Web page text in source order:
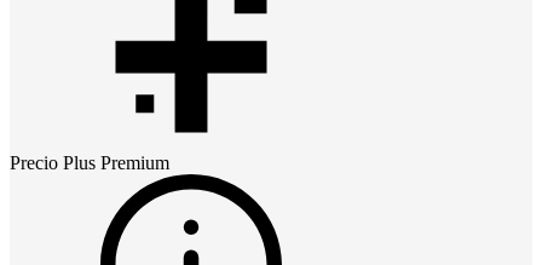
Precio Plus Premium